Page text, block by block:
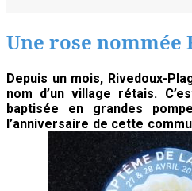
sous
haute
Une rose nommée
Depuis un mois, Rivedoux-
nom d’un village rétais.
baptisée en grandes
l’anniversaire de cette